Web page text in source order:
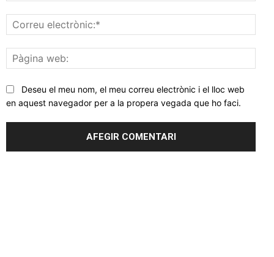
web:
Deseu el meu nom, el meu correu electrònic i el lloc web
en aquest navegador per a la propera vegada que ho faci.